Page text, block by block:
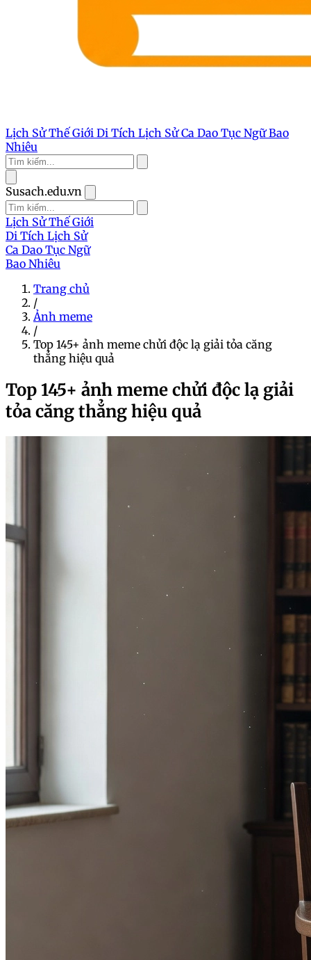
Lịch Sử Thế Giới Di Tích Lịch SửCa Dao Tục NgữBao
Nhiêu
Susach.edu.vn
Lịch Sử Thế Giới
Di Tích Lịch Sử
Ca Dao Tục Ngữ
Bao Nhiêu
Trang chủ
/
Ảnh meme
/
Top 145+ ảnh meme chửi độc lạ giải tỏa căng
thẳng hiệu quả
Top 145+ ảnh meme chửi độc lạ giải
tỏa căng thẳng hiệu quả